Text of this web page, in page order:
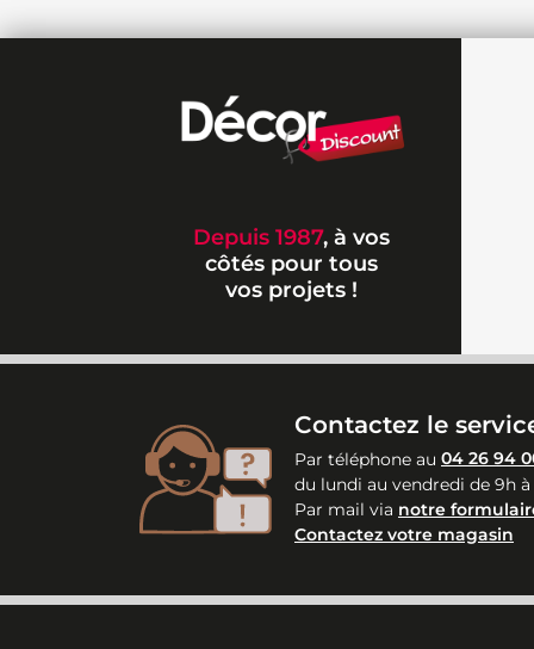
Depuis 1987, à vos
côtés pour tous
vos projets !
Contactez le
Par téléphone au 04 26 94
du lundi au vendredi de 9h à
Par mail via notre
Contactez votre magasin